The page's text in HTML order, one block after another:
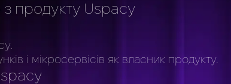
продукту Uspacy
і мікросервісів як власник продукту.